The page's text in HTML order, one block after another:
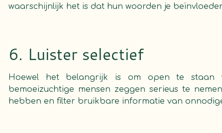
waarschijnlijk het is dat hun woorden je
6. Luister selectief
Hoewel het belangrijk is om open te
bemoeizuchtige mensen zeggen serieus te
hebben en filter bruikbare informatie van